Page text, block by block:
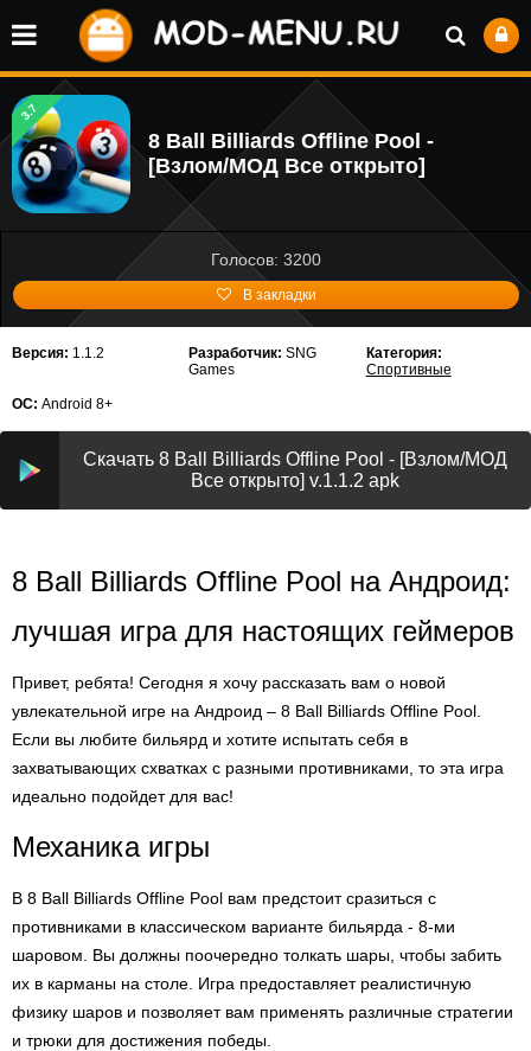
3.7
8 Ball Billiards Offline Pool -
[Взлом/МОД Все открыто]
Голосов: 3200
В закладки
Версия: 1.1.2 Разработчик: SNG
Games
Категория:
Спортивные
ОС: Android 8+
Скачать 8 Ball Billiards Offline Pool - [Взлом/МОД
Все открыто] v.1.1.2 apk
8 Ball Billiards Offline Pool на Андроид:
лучшая игра для настоящих геймеров
Привет, ребята! Сегодня я хочу рассказать вам о новой
увлекательной игре на Андроид – 8 Ball Billiards Offline Pool.
Если вы любите бильярд и хотите испытать себя в
захватывающих схватках с разными противниками, то эта игра
идеально подойдет для вас!
Механика игры
В 8 Ball Billiards Offline Pool вам предстоит сразиться с
противниками в классическом варианте бильярда - 8-ми
шаровом. Вы должны поочередно толкать шары, чтобы забить
их в карманы на столе. Игра предоставляет реалистичную
физику шаров и позволяет вам применять различные стратегии
и трюки для достижения победы.